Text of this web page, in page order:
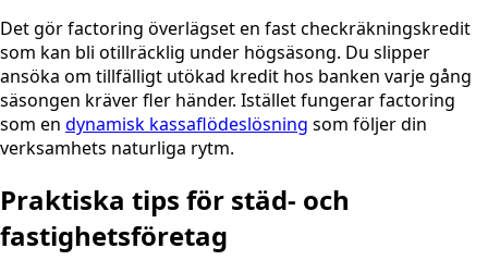
Det gör factoring överlägset en fast checkräkningskredit
som kan bli otillräcklig under högsäsong. Du slipper
ansöka om tillfälligt utökad kredit hos banken varje gång
säsongen kräver fler händer. Istället fungerar factoring
som en dynamisk kassaflödeslösning som följer din
verksamhets naturliga rytm.
Praktiska tips för städ- och
fastighetsföretag